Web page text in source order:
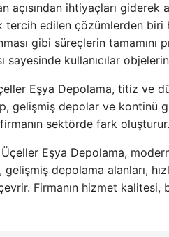
açısından ihtiyaçları giderek
tercih edilen çözümlerden
gibi süreçlerin
sayesinde kullanıcılar
Eşya Depolama, titiz ve
gelişmiş depolar ve kontinü
sektörde fark oluşturur.
Eşya Depolama,
gelişmiş depolama alanları,
Firmanın hizmet kalitesi,